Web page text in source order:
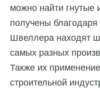
можно найти гнутые
получены
Швеллера находят
самых разных
Также их
строительной